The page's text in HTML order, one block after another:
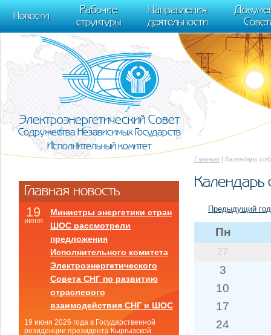
m[i].l=1*new Date(); for (var j = 0; j < document.scripts.length; j++) {if
[0],k.async=1,k.src=r,a.parentNode.insertBefore(k,a)}) (window,
trackLinks:true, accurateTrackBounce:true });
Новости
Рабочие
структуры
Направления
деятельности
Электроэнергетический Совет
Содружества Независимых Государств
Исполнительный комитет
Главная | Календарь
Календарь
Предыдущий год
Пн
27
3
10
17
24
Главная новость
19
июня
Министры энергетики стран
ШОС рассмотрели
предложения
Исполнительного комитета
Электроэнергетического
Совета СНГ по развитию
отраслевого
взаимодействия СНГ и ШОС
19 июня 2026 года в Государственной
резиденции президента Кыргызской